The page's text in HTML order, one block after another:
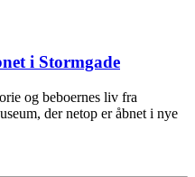
i Stormgade
og beboernes liv fra
der netop er åbnet i nye